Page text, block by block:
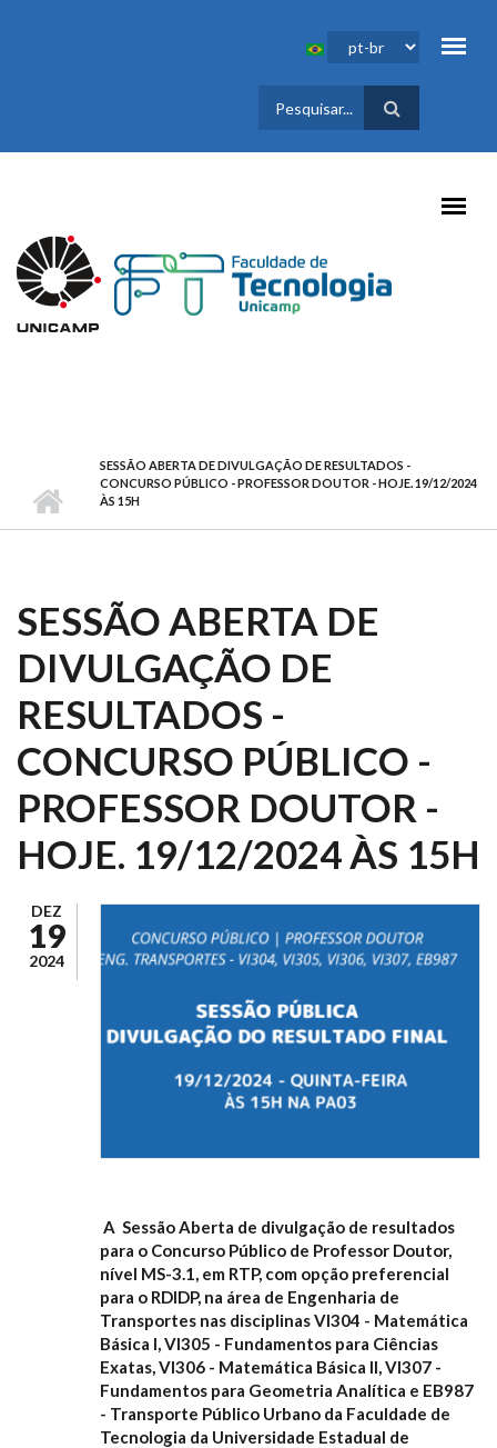
FORMULÁRIO
DE BUSCA
SESSÃO ABERTA DE DIVULGAÇÃO DE RESULTADOS -
CONCURSO PÚBLICO - PROFESSOR DOUTOR - HOJE. 19/12/2024
ÀS 15H
SESSÃO ABERTA DE
DIVULGAÇÃO DE
RESULTADOS -
CONCURSO PÚBLICO -
PROFESSOR DOUTOR -
HOJE. 19/12/2024 ÀS 15H
DEZ
19
2024
A Sessão Aberta de divulgação de resultados
para o Concurso Público de Professor Doutor,
nível MS-3.1, em RTP, com opção preferencial
para o RDIDP, na área de Engenharia de
Transportes nas disciplinas VI304 - Matemática
Básica I, VI305 - Fundamentos para Ciências
Exatas, VI306 - Matemática Básica II, VI307 -
Fundamentos para Geometria Analítica e EB987
- Transporte Público Urbano da Faculdade de
Tecnologia da Universidade Estadual de